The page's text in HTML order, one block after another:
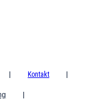
Kontakt